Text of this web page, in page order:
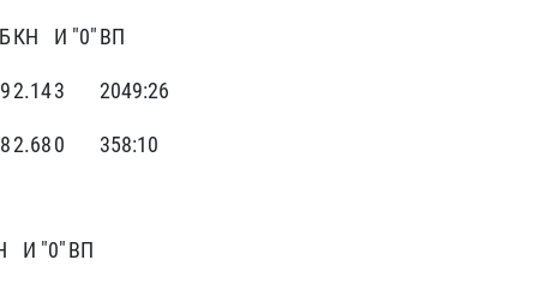
КН И "0"ВП
2.143 2049:26
2.680 358:10
И "0"ВП